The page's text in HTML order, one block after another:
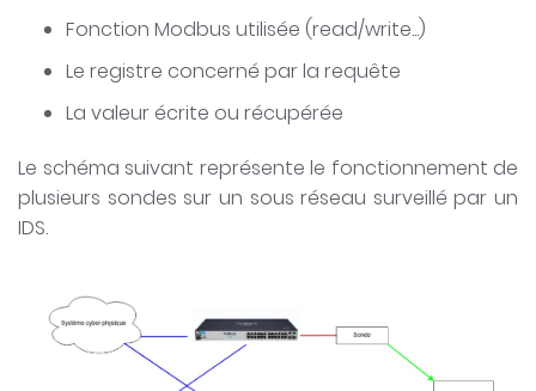
Fonction Modbus utilisée (read/write...)
Le registre concerné par la requête
La valeur écrite ou récupérée
Le schéma suivant représente le fonctionnement de
plusieurs sondes sur un sous réseau surveillé par un
IDS.